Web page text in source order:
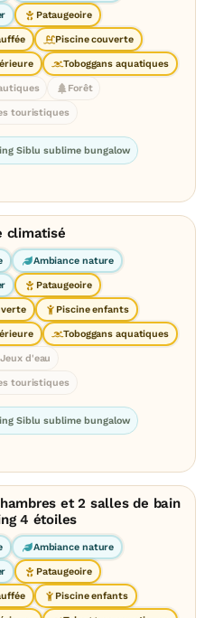
Pataugeoire
Piscine couverte
Toboggans aquatiques
Forêt
touristiques
Siblu sublime bungalow
climatisé
Ambiance nature
Pataugeoire
Piscine enfants
Toboggans aquatiques
Jeux d'eau
touristiques
Siblu sublime bungalow
et 2 salles de bain
4 étoiles
Ambiance nature
Pataugeoire
Piscine enfants